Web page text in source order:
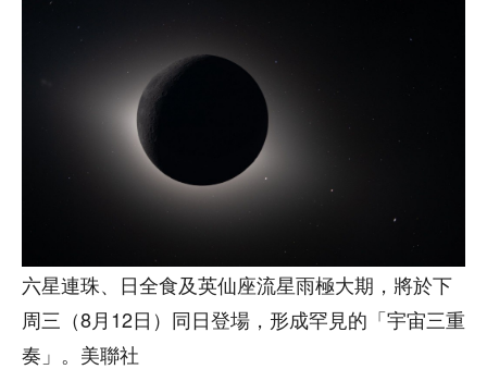
六星連珠、日全食及英仙座流星雨極大期，將於下
周三（8月12日）同日登場，形成罕見的「宇宙三重
奏」。美聯社